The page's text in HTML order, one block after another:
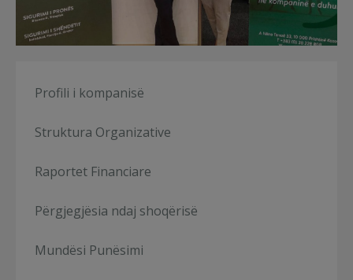
Profili i kompanisë
Struktura Organizative
Raportet Financiare
Përgjegjësia ndaj shoqërisë
Mundësi Punësimi